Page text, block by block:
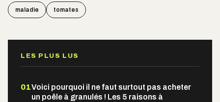
maladie tomates
LES PLUS LUS
01Voici pourquoi il ne faut surtout pas acheter
un poêle à granulés ! Les 5 raisons à